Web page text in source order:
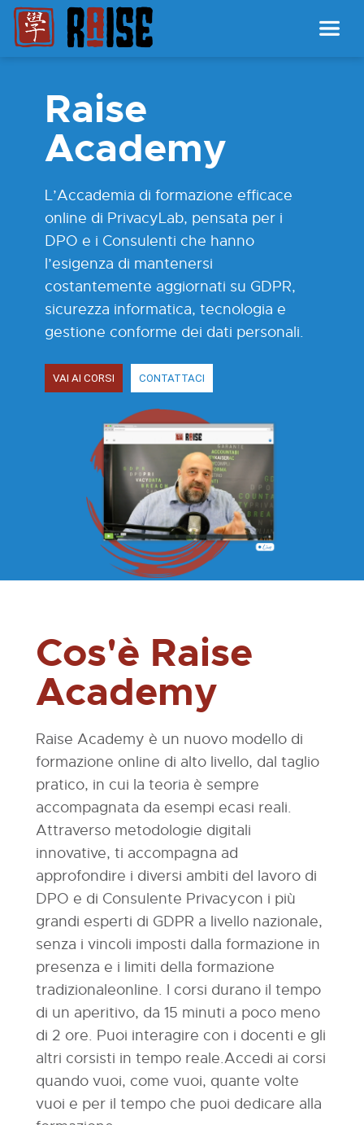
Raise
Academy
L’Accademia di formazione efficace
online di PrivacyLab, pensata per i
DPO e i Consulenti che hanno
l’esigenza di mantenersi
costantemente aggiornati su GDPR,
sicurezza informatica, tecnologia e
gestione conforme dei dati personali.
VAI AI CORSI CONTATTACI
Cos'è Raise
Academy
Raise Academy è un nuovo modello di
formazione online di alto livello, dal taglio
pratico, in cui la teoria è sempre
accompagnata da esempi ecasi reali.
Attraverso metodologie digitali
innovative, ti accompagna ad
approfondire i diversi ambiti del lavoro di
DPO e di Consulente Privacycon i più
grandi esperti di GDPR a livello nazionale,
senza i vincoli imposti dalla formazione in
presenza e i limiti della formazione
tradizionaleonline. I corsi durano il tempo
di un aperitivo, da 15 minuti a poco meno
di 2 ore. Puoi interagire con i docenti e gli
altri corsisti in tempo reale.Accedi ai corsi
quando vuoi, come vuoi, quante volte
vuoi e per il tempo che puoi dedicare alla